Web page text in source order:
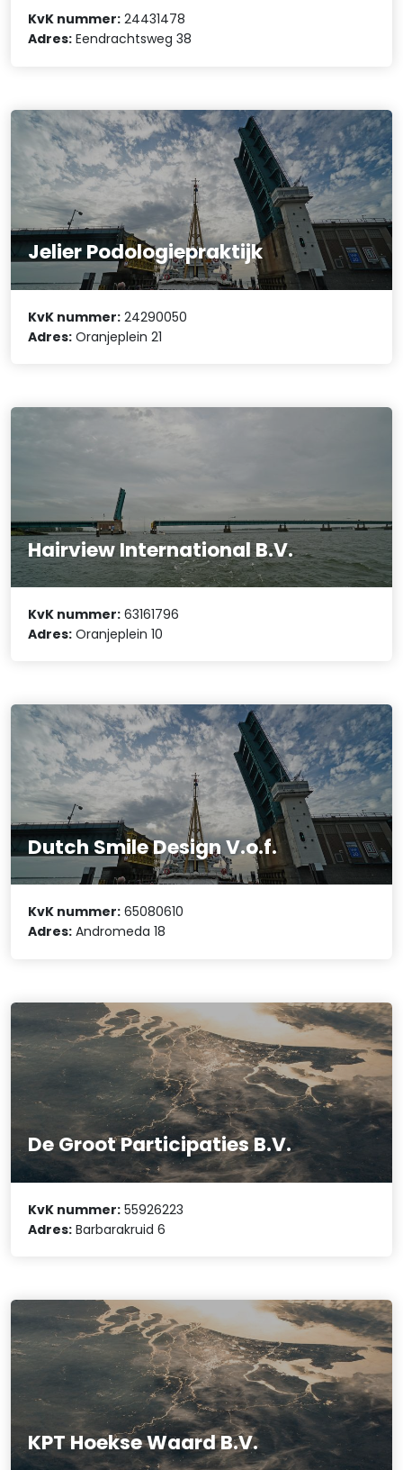
KvK nummer: 24431478
Adres: Eendrachtsweg 38
Jelier Podologiepraktijk
KvK nummer: 24290050
Adres: Oranjeplein 21
Hairview International B.V.
KvK nummer: 63161796
Adres: Oranjeplein 10
Dutch Smile Design V.o.f.
KvK nummer: 65080610
Adres: Andromeda 18
De Groot Participaties B.V.
KvK nummer: 55926223
Adres: Barbarakruid 6
KPT Hoekse Waard B.V.